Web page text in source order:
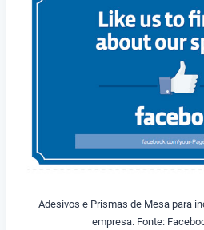
Adesivos e Prismas de Mesa para
empresa. Fonte: